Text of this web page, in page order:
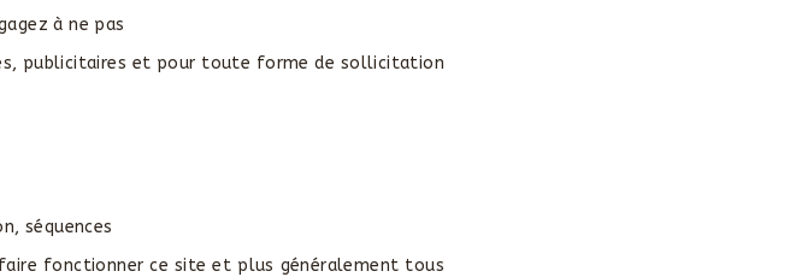
à ne pas
publicitaires et pour toute forme de sollicitation
séquences
fonctionner ce site et plus généralement tous